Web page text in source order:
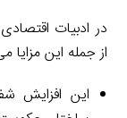
در ادبیات
از جمله این مزایا
این افزایش